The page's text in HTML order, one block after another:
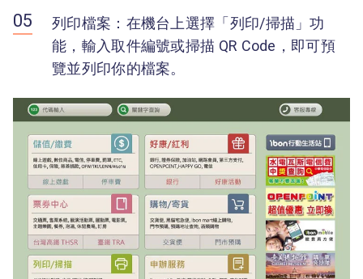
列印檔案：在機台上選擇「列印/掃描」功
能，輸入取件編號或掃描 QR Code，即可預
覽並列印你的檔案。